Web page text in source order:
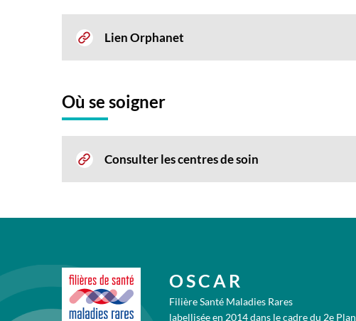
Lien Orphanet
Où se soigner
Consulter les centres de soin
OSCAR
Filière Santé Maladies Rares
labellisée en 2014 dans le cadre du 2e Plan